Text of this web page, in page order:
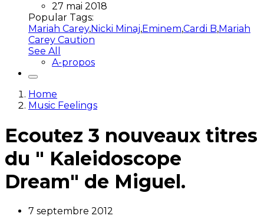
27 mai 2018
Popular Tags:
Mariah Carey,Nicki Minaj,Eminem,Cardi B,Mariah
Carey Caution
See All
A-propos
Home
Music Feelings
Ecoutez 3 nouveaux titres
du " Kaleidoscope
Dream" de Miguel.
7 septembre 2012